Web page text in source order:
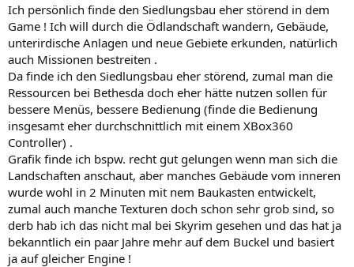
Ich persönlich finde den Siedlungsbau eher störend in dem
Game ! Ich will durch die Ödlandschaft wandern, Gebäude,
unterirdische Anlagen und neue Gebiete erkunden, natürlich
auch Missionen bestreiten .
Da finde ich den Siedlungsbau eher störend, zumal man die
Ressourcen bei Bethesda doch eher hätte nutzen sollen für
bessere Menüs, bessere Bedienung (finde die Bedienung
insgesamt eher durchschnittlich mit einem XBox360
Controller) .
Grafik finde ich bspw. recht gut gelungen wenn man sich die
Landschaften anschaut, aber manches Gebäude vom inneren
wurde wohl in 2 Minuten mit nem Baukasten entwickelt,
zumal auch manche Texturen doch schon sehr grob sind, so
derb hab ich das nicht mal bei Skyrim gesehen und das hat ja
bekanntlich ein paar Jahre mehr auf dem Buckel und basiert
ja auf gleicher Engine !